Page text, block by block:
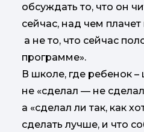
обсуждать то, что он
сейчас, над чем
а не то, что сейчас
программе».
В школе, где ребенок –
не «сделал — не
а «сделал ли так, как
сделать лучше, и что